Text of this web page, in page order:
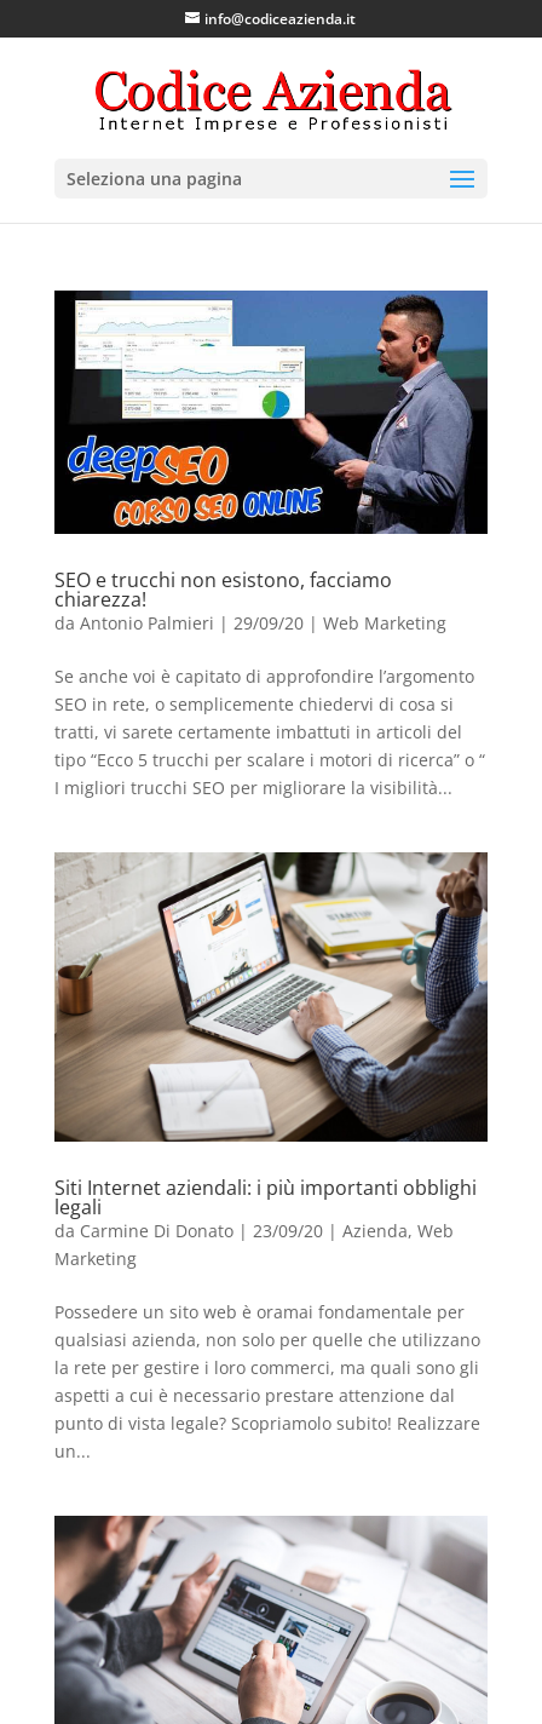
info@codiceazienda.it
Seleziona una pagina
SEO e trucchi non esistono, facciamo
chiarezza!
da Antonio Palmieri | 29/09/20| Web Marketing
Se anche voi è capitato di approfondire l’argomento
SEO in rete, o semplicemente chiedervi di cosa si
tratti, vi sarete certamente imbattuti in articoli del
tipo “Ecco 5 trucchi per scalare i motori di ricerca” o “
I migliori trucchi SEO per migliorare la visibilità...
Siti Internet aziendali: i più importanti obblighi
legali
da Carmine Di Donato| 23/09/20| Azienda, Web
Marketing
Possedere un sito web è oramai fondamentale per
qualsiasi azienda, non solo per quelle che utilizzano
la rete per gestire i loro commerci, ma quali sono gli
aspetti a cui è necessario prestare attenzione dal
punto di vista legale? Scopriamolo subito! Realizzare
un...